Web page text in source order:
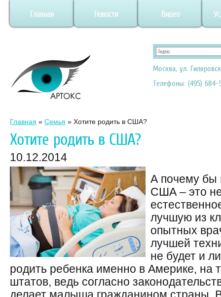
Главная Новости Видео
Москва, ул.
Телефоны: (495) 684-
Главная » Семья » Хотите родить в США?
Хотите родить в США?
10.12.2014
А почему бы
США – это
лучшую из
опытных
лучшей
не будет и
родить ребенка именно в Америке, на
штатов, ведь согласно